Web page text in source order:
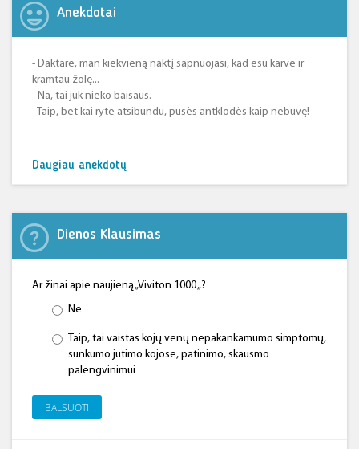
Anekdotai
- Daktare, man kiekvieną naktį sapnuojasi, kad esu karvė ir
kramtau žolę...
- Na, tai juk nieko baisaus.
- Taip, bet kai ryte atsibundu, pusės antklodės kaip nebuvę!
Daugiau anekdotų
Dienos Klausimas
Ar žinai apie naujieną „Viviton 1000 „?
Ne
Taip, tai vaistas kojų venų nepakankamumo simptomų,
sunkumo jutimo kojose, patinimo, skausmo
palengvinimui
BALSUOTI